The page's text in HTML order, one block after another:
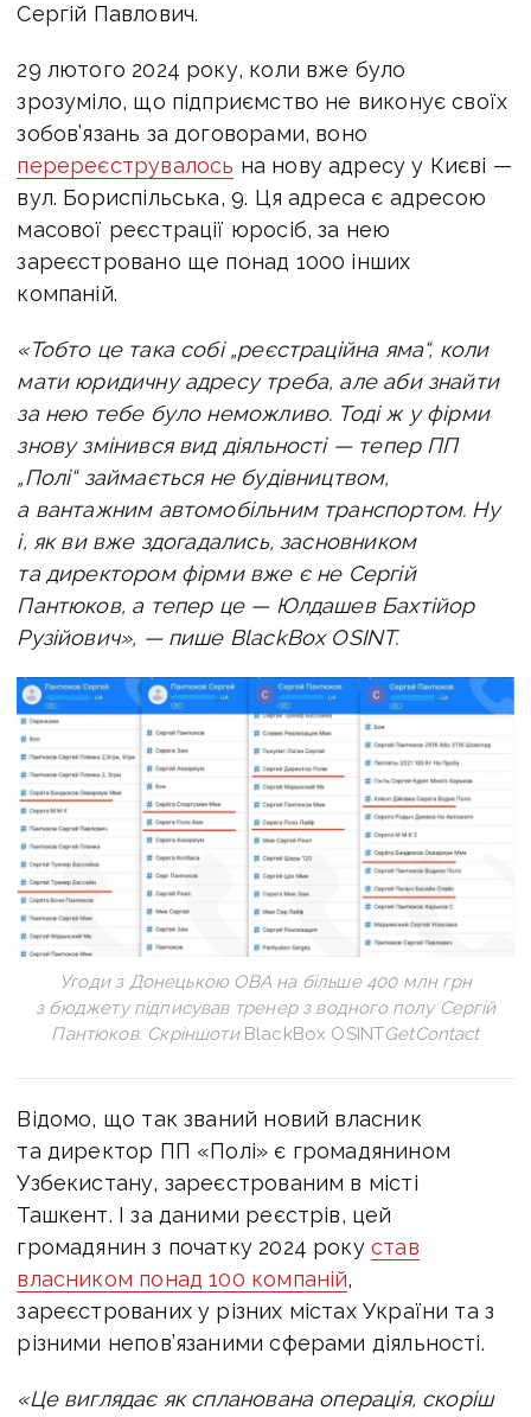
Сергій Павлович.
29 лютого 2024 року, коли вже було
зрозуміло, що підприємство не виконує своїх
зобов’язань за договорами, воно
перереєструвалось на нову адресу у Києві —
вул. Бориспільська, 9. Ця адреса є адресою
масової реєстрації юросіб, за нею
зареєстровано ще понад 1000 інших
компаній.
«Тобто це така собі „реєстраційна яма“, коли
мати юридичну адресу треба, але аби знайти
за нею тебе було неможливо. Тоді ж у фірми
знову змінився вид діяльності — тепер ПП
„Полі“ займається не будівництвом,
а вантажним автомобільним транспортом. Ну
і, як ви вже здогадались, засновником
та директором фірми вже є не Сергій
Пантюков, а тепер це — Юлдашев Бахтійор
Рузійович», — пише BlackBox OSINT.
Угоди з Донецькою ОВА на більше 400 млн грн
з бюджету підписував тренер з водного полу Сергій
Пантюков. Скріншоти BlackBox OSINTGetContact
Відомо, що так званий новий власник
та директор ПП «Полі» є громадянином
Узбекистану, зареєстрованим в місті
Ташкент. І за даними реєстрів, цей
громадянин з початку 2024 року став
власником понад 100 компаній,
зареєстрованих у різних містах України та з
різними непов’язаними сферами діяльності.
«Це виглядає як спланована операція, скоріш